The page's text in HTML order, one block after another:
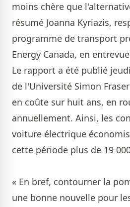
moins chère que
résumé Joanna Kyriazis,
programme de transport
Energy Canada, en
Le rapport a été publié
de l'Université Simon
en coûte sur huit ans, en
annuellement. Ainsi, les
voiture électrique
cette période plus de 19
« En bref, contourner la
une bonne nouvelle pour